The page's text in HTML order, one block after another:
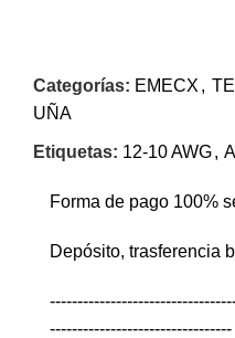
Categorías: EMECX ,
UÑA
Etiquetas: 12-10 AWG,
Forma de pago 100%
Depósito, trasferencia
---------------------------------